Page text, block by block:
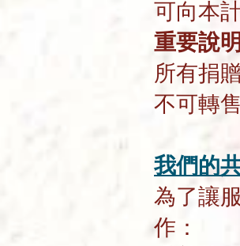
可向本
重要說
所有捐
不可轉
我們的
為了讓
作：